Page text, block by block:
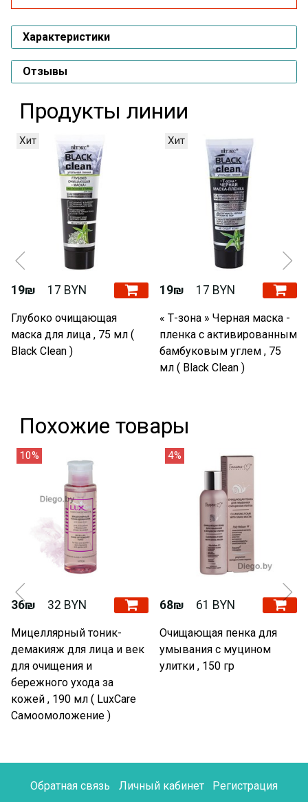
Характеристики
Отзывы
Продукты линии
Хит
19₪ 17 BYN
Глубоко очищающая
маска для лица , 75 мл (
Black Clean )
Хит
19₪ 17 BYN
« Т-зона » Черная маска -
пленка с активированным
бамбуковым углем , 75
мл ( Black Clean )
Похожие товары
10%
36₪ 32 BYN
Мицеллярный тоник-
демакияж для лица и век
для очищения и
бережного ухода за
кожей , 190 мл ( LuxCare
Самоомоложение )
4%
68₪ 61 BYN
Очищающая пенка для
умывания с муцином
улитки , 150 гр
Обратная связь Личный кабинет Регистрация